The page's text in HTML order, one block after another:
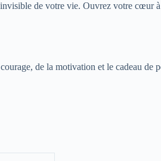
de votre vie. Ouvrez votre cœur
de la motivation et le cadeau